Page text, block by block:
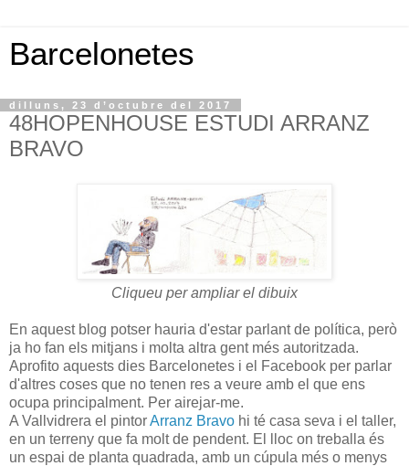
Barcelonetes
dilluns, 23 d’octubre del 2017
48HOPENHOUSE ESTUDI ARRANZ
BRAVO
Cliqueu per ampliar el dibuix
En aquest blog potser hauria d'estar parlant de política, però
ja ho fan els mitjans i molta altra gent més autoritzada.
Aprofito aquests dies Barcelonetes i el Facebook per parlar
d'altres coses que no tenen res a veure amb el que ens
ocupa principalment. Per airejar-me.
A Vallvidrera el pintorArranz Bravo hi té casa seva i el taller,
en un terreny que fa molt de pendent. El lloc on treballa és
un espai de planta quadrada, amb un cúpula més o menys